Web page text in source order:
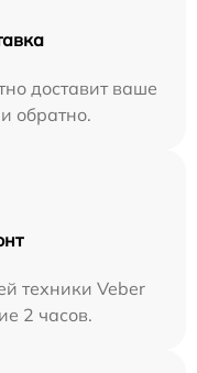
доставит ваше
обратно.
техники Veber
2 часов.